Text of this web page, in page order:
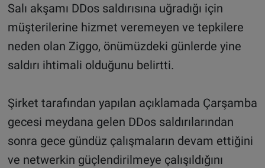
Salı akşamı DDos saldırısına uğradığı için
müşterilerine hizmet veremeyen ve tepkilere
neden olan Ziggo, önümüzdeki günlerde yine
saldırı ihtimali olduğunu belirtti.
Şirket tarafından yapılan açıklamada Çarşamba
gecesi meydana gelen DDos saldırılarından
sonra gece gündüz çalışmaların devam ettiğini
ve netwerkin güçlendirilmeye çalışıldığını